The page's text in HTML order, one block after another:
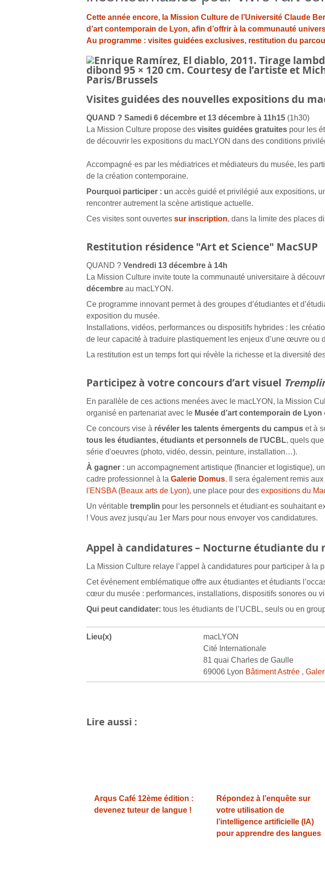
Cette année encore, la Mission Culture de l’Université Claude
d’art contemporain de Lyon, afin d’offrir à la communauté
Au programme : visites guidées exclusives, restitution du
Visites guidées des nouvelles expositions du
QUAND ? Samedi 6 décembre et 13 décembre à 11h15(1h30)
La Mission Culture propose des visites guidées gratuitespour les
de découvrir les expositions du macLYON dans des conditions
Accompagné·es par les médiatrices et médiateurs du musée, les
de la création contemporaine.
Pourquoi participer : un accès guidé et privilégié aux expositions,
rencontrer autrement la scène artistique actuelle.
Ces visites sont ouvertes sur inscription, dans la limite des places
Restitution résidence "Art et Science" MacSUP
QUAND ? Vendredi 13 décembre à 14h
La Mission Culture invite toute la communauté universitaire à
décembreau macLYON.
Ce programme innovant permet à des groupes d’étudiantes et
exposition du musée.
Installations, vidéos, performances ou dispositifs hybrides : les
de leur capacité à traduire plastiquement les enjeux d’une œuvre ou
La restitution est un temps fort qui révèle la richesse et la diversité
Participez à votre concours d’art visuel
En parallèle de ces actions menées avec le macLYON, la Mission
organisé en partenariat avec le Musée d’art contemporain de Lyon
Ce concours vise à révéler les talents émergents du campuset à
tous les étudiantes, étudiants et personnels de l’UCBL, quels
série d'oeuvres (photo, vidéo, dessin, peinture, installation…).
À gagner : un accompagnement artistique (financier et logistique),
cadre professionnel à la Galerie Domus. Il sera également remis
l'ENSBA (Beaux arts de Lyon), une place pour desexpositions du
Un véritable tremplin pour les personnels et étudiant·es souhaitant
! Vous avez jusqu'au 1er Mars pour nous envoyer vos candidatures.
Appel à candidatures – Nocturne étudiante du
La Mission Culture relaye l’appel à candidatures pour participer à la
Cet événement emblématique offre aux étudiantes et étudiants
cœur du musée : performances, installations, dispositifs sonores ou
Qui peut candidater: tous les étudiants de l’UCBL, seuls ou en
Lieu(x)
macLYON
Cité Internationale
81 quai Charles de Gaulle
69006 Lyon Bâtiment Astrée,
Lire aussi :
Arqus Café 12ème édition :
devenez tuteur de langue !
Répondez à l’enquête sur
votre utilisation de
l’intelligence artificielle (IA)
pour apprendre des langues